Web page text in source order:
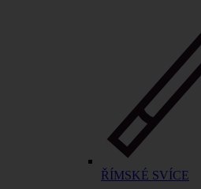
ŘÍMSKÉ SVÍCE